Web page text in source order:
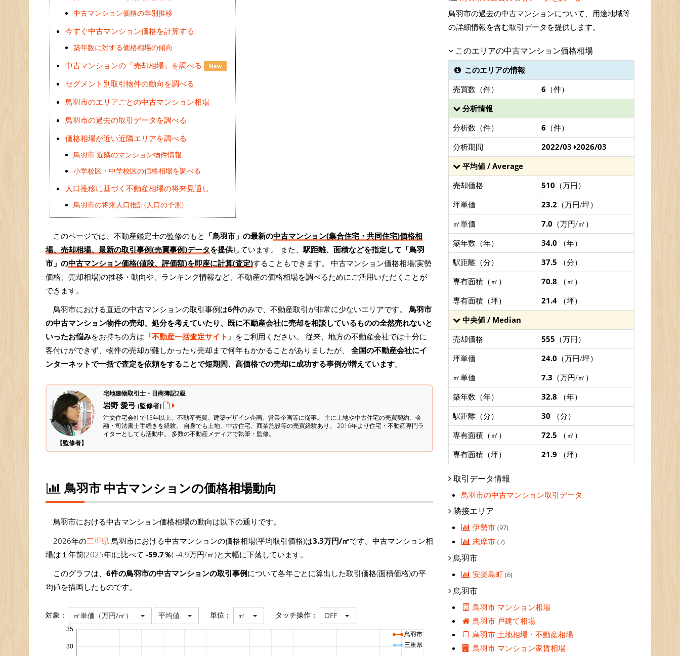
中古マンション価格の年別推移
今すぐ中古マンション価格を計算する
築年数に対する価格相場の傾向
中古マンションの「売却相場」を調べる New
セグメント別取引物件の動向を調べる
鳥羽市のエリアごとの中古マンション相場
鳥羽市の過去の取引データを調べる
価格相場が近い近隣エリアを調べる
鳥羽市 近隣のマンション物件情報
小学校区・中学校区の価格相場を調べる
人口推移に基づく不動産相場の将来見通し
鳥羽市の将来人口推計(人口の予測)
このページでは、不動産鑑定士の監修のもと 「鳥羽市」の最新の中古マンション(集合住宅・共同住宅)価格相
場、売却相場、最新の取引事例(売買事例)データを提供しています。 また、 駅距離、面積などを指定して「鳥羽
市」の中古マンション価格(値段、評価額)を即座に計算(査定)することもできます。 中古マンション価格相場(実勢
価格、売却相場)の推移・動向や、ランキング情報など、不動産の価格相場を調べるためにご活用いただくことが
できます。
鳥羽市における直近の中古マンションの取引事例は6件のみで、不動産取引が非常に少ないエリアです。 鳥羽市
の中古マンション物件の売却、処分を考えていたり、既に不動産会社に売却を相談しているものの全然売れないと
いったお悩みをお持ちの方は『不動産一括査定サイト 』をご利用ください。 従来、地方の不動産会社では十分に
客付けができず、物件の売却が難しかったり売却まで何年もかかることがありましたが、 全国の不動産会社にイ
ンターネットで一括で査定を依頼をすることで短期間、高価格での売却に成功する事例が増えています。
【監修者】
宅地建物取引士・日商簿記2級
岩野 愛弓 (監修者)
注文住宅会社で15年以上、不動産売買、建築デザイン企画、営業企画等に従事。 主に土地や中古住宅の売買契約、金
融・司法書士手続きを経験。 自身でも土地、中古住宅、商業施設等の売買経験あり。 2016年より住宅・不動産専門ラ
イターとしても活動中。 多数の不動産メディアで執筆・監修。
鳥羽市 中古マンションの価格相場動向
鳥羽市における中古マンション価格相場の動向は以下の通りです。
2026年の三重県 鳥羽市における中古マンションの価格相場(平均取引価格)は3.3万円/㎡です。中古マンション相
場は１年前(2025年)に比べて -59.7％( -4.9万円/㎡)と大幅に下落しています。
このグラフは、 6件の鳥羽市の中古マンションの取引事例について各年ごとに算出した取引価格(面積価格)の平
均値を描画したものです。
対象： ㎡単価（万円/㎡） 平均値 単位： ㎡ タッチ操作： OFF
30
35
鳥羽市
三重県
鳥羽市の過去の中古マンションについて、用途地域等
の詳細情報を含む取引データを提供します。
このエリアの中古マンション価格相場
このエリアの情報
売買数（件）
6 （件）
分析情報
分析数（件）
6 （件）
分析期間
2022/03 2026/03
平均値 / Average
売却価格
510 （万円）
坪単価
23.2 （万円/坪）
㎡単価
7.0 （万円/㎡）
築年数（年）
34.0 （年）
駅距離（分）
37.5 （分）
専有面積（㎡）
70.8 （㎡）
専有面積（坪）
21.4 （坪）
中央値 / Median
売却価格
555 （万円）
坪単価
24.0 （万円/坪）
㎡単価
7.3 （万円/㎡）
築年数（年）
32.8 （年）
駅距離（分）
30 （分）
専有面積（㎡）
72.5 （㎡）
専有面積（坪）
21.9 （坪）
取引データ情報
鳥羽市の中古マンション取引データ
隣接エリア
伊勢市(97)
志摩市(7)
鳥羽市
安楽島町(6)
鳥羽市
鳥羽市 マンション相場
鳥羽市 戸建て相場
鳥羽市 土地相場・不動産相場
鳥羽市 マンション家賃相場